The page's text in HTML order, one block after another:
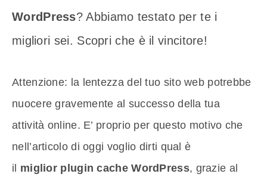
WordPress? Abbiamo testato per te i
migliori sei. Scopri che è il vincitore!
Attenzione: la lentezza del tuo sito web potrebbe
nuocere gravemente al successo della tua
attività online. E’ proprio per questo motivo che
nell’articolo di oggi voglio dirti qual è
il miglior plugin cache WordPress, grazie al